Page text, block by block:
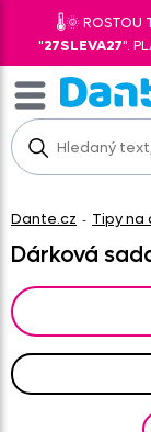
🌡️🌞 ROSTOU
"27SLEVA27".
Dante.cz - Tipy na
Dárková